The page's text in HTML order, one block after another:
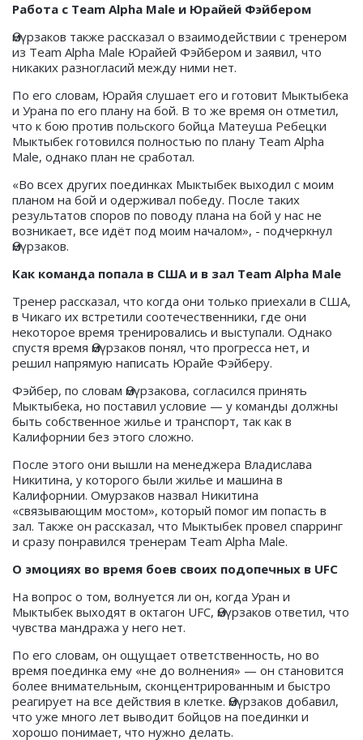
Работа с Team Alpha Male и Юрайей Фэйбером
Өмүрзаков также рассказал о взаимодействии с тренером
из Team Alpha Male Юрайей Фэйбером и заявил, что
никаких разногласий между ними нет.
По его словам, Юрайя слушает его и готовит Мыктыбека
и Урана по его плану на бой. В то же время он отметил,
что к бою против польского бойца Матеуша Ребецки
Мыктыбек готовился полностью по плану Team Alpha
Male, однако план не сработал.
«Во всех других поединках Мыктыбек выходил с моим
планом на бой и одерживал победу. После таких
результатов споров по поводу плана на бой у нас не
возникает, все идёт под моим началом», - подчеркнул
Өмүрзаков.
Как команда попала в США и в зал Team Alpha Male
Тренер рассказал, что когда они только приехали в США,
в Чикаго их встретили соотечественники, где они
некоторое время тренировались и выступали. Однако
спустя время Өмүрзаков понял, что прогресса нет, и
решил напрямую написать Юрайе Фэйберу.
Фэйбер, по словам Өмүрзакова, согласился принять
Мыктыбека, но поставил условие — у команды должны
быть собственное жилье и транспорт, так как в
Калифорнии без этого сложно.
После этого они вышли на менеджера Владислава
Никитина, у которого были жилье и машина в
Калифорнии. Омурзаков назвал Никитина
«связывающим мостом», который помог им попасть в
зал. Также он рассказал, что Мыктыбек провел спарринг
и сразу понравился тренерам Team Alpha Male.
О эмоциях во время боев своих подопечных в UFC
На вопрос о том, волнуется ли он, когда Уран и
Мыктыбек выходят в октагон UFC, Өмүрзаков ответил, что
чувства мандража у него нет.
По его словам, он ощущает ответственность, но во
время поединка ему «не до волнения» — он становится
более внимательным, сконцентрированным и быстро
реагирует на все действия в клетке. Өмүрзаков добавил,
что уже много лет выводит бойцов на поединки и
хорошо понимает, что нужно делать.